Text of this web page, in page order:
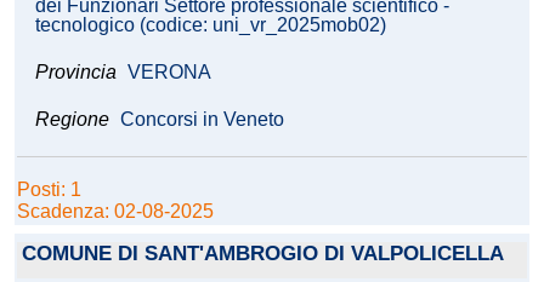
dei Funzionari Settore professionale scientifico -
tecnologico (codice: uni_vr_2025mob02)
Provincia VERONA
Regione Concorsi in Veneto
Posti: 1
Scadenza: 02-08-2025
COMUNE DI SANT'AMBROGIO DI VALPOLICELLA